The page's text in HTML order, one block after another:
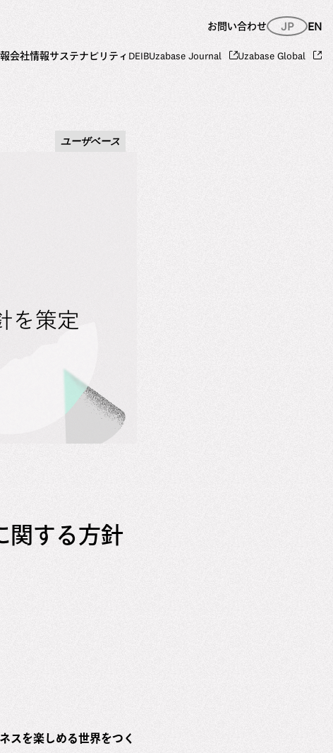
お問い合わせ JP EN
会社情報サステナビリティ DEIBUzabase Journal Uzabase Global
ユーザベース
関する方針
スを楽しめる世界をつく